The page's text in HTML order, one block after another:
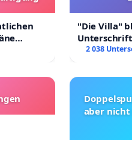
"Die Villa"
Erhalt der
2 038
aber nicht